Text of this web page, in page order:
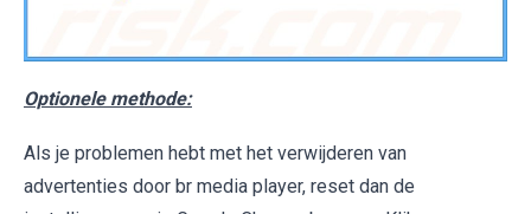
Optionele methode:
Als je problemen hebt met het verwijderen van
advertenties door br media player, reset dan de